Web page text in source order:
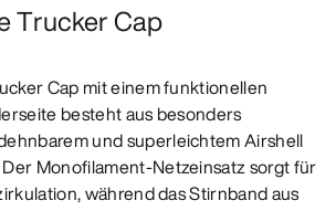
Trucker Cap
Cap mit einem funktionellen
besteht aus besonders
und superleichtem Airshell
Monofilament-Netzeinsatz sorgt für
während das Stirnband aus